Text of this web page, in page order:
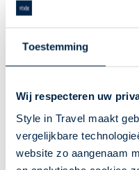
Toestemming
Wij respecteren uw
Style in Travel maakt
vergelijkbare
website zo aangenaam